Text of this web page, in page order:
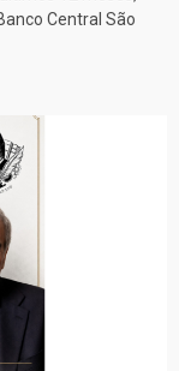
Central São